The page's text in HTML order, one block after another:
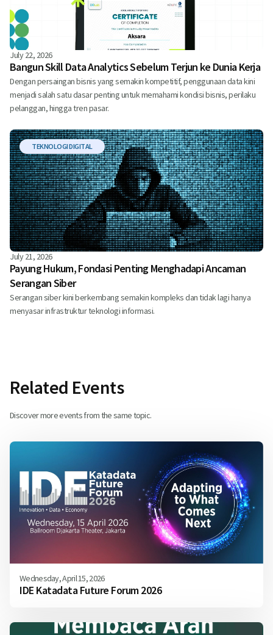
July 22, 2026
Bangun Skill Data Analytics Sebelum Terjun ke Dunia Kerja
Dengan persaingan bisnis yang semakin kompetitif, penggunaan data kini
menjadi salah satu dasar penting untuk memahami kondisi bisnis, perilaku
pelanggan, hingga tren pasar.
TEKNOLOGI DIGITAL
July 21, 2026
Payung Hukum, Fondasi Penting Menghadapi Ancaman
Serangan Siber
Serangan siber kini berkembang semakin kompleks dan tidak lagi hanya
menyasar infrastruktur teknologi informasi.
Related Events
Discover more events from the same topic.
Wednesday, April 15, 2026
IDE Katadata Future Forum 2026